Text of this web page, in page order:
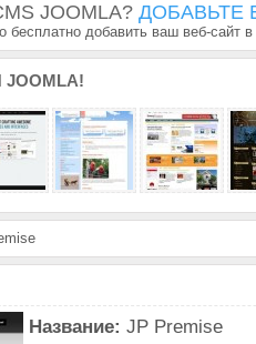
JOOMLA? ДОБАВЬТЕ
бесплатно добавить ваш веб-сайт
Название: JP Premise